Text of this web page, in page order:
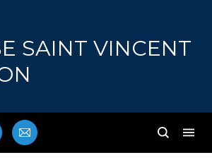
SAINT VINCENT